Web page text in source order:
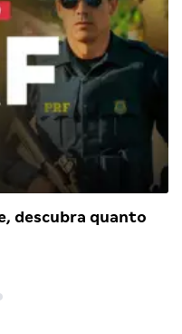
descubra quanto